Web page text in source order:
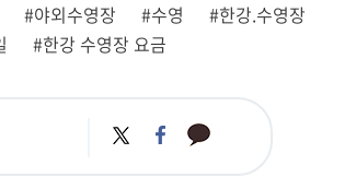
#야외수영장 #수영
#한강.수영장
#한강 수영장 요금
트
위
페
이
카
카